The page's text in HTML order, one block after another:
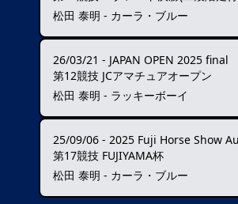
松田 泰明 - カーラ・ブルー
26/03/21 - JAPAN OPEN 2025 final
第12競技 JCアマチュアオープン
松田 泰明 - ラッキーボーイ
25/09/06 - 2025 Fuji Horse Show Autumn
第17競技 FUJIYAMA杯
松田 泰明 - カーラ・ブルー